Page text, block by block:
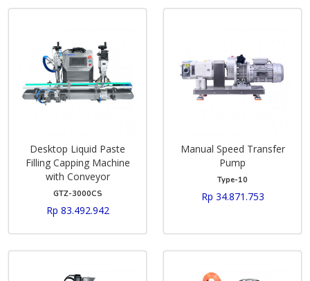
Desktop Liquid Paste
Filling Capping Machine
with Conveyor
GTZ-3000CS
Rp 83.492.942
Manual Speed Transfer
Pump
Type-10
Rp 34.871.753